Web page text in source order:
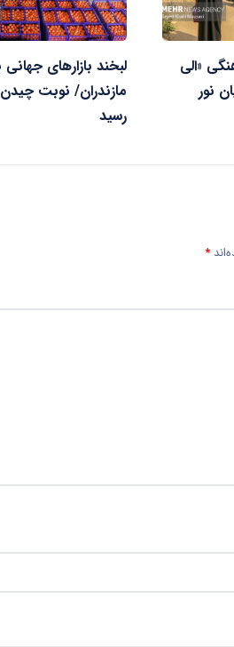
«الی
نور
لبخند بازارهای
مازندران/ نوبت
رسید
*